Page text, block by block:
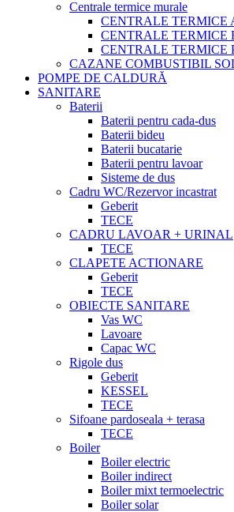
Centrale termice murale
CENTRALE TERMICE
CENTRALE TERMICE
CENTRALE TERMICE
CAZANE COMBUSTIBIL
POMPE DE CALDURĂ
SANITARE
Baterii
Baterii pentru cada-dus
Baterii bideu
Baterii bucatarie
Baterii pentru lavoar
Sisteme de dus
Cadru WC/Rezervor incastrat
Geberit
TECE
CADRU LAVOAR + URINAL
TECE
CLAPETE ACTIONARE
Geberit
TECE
OBIECTE SANITARE
Vas WC
Lavoare
Capac WC
Rigole dus
Geberit
KESSEL
TECE
Sifoane pardoseala + terasa
TECE
Boiler
Boiler electric
Boiler indirect
Boiler mixt termoelectric
Boiler solar